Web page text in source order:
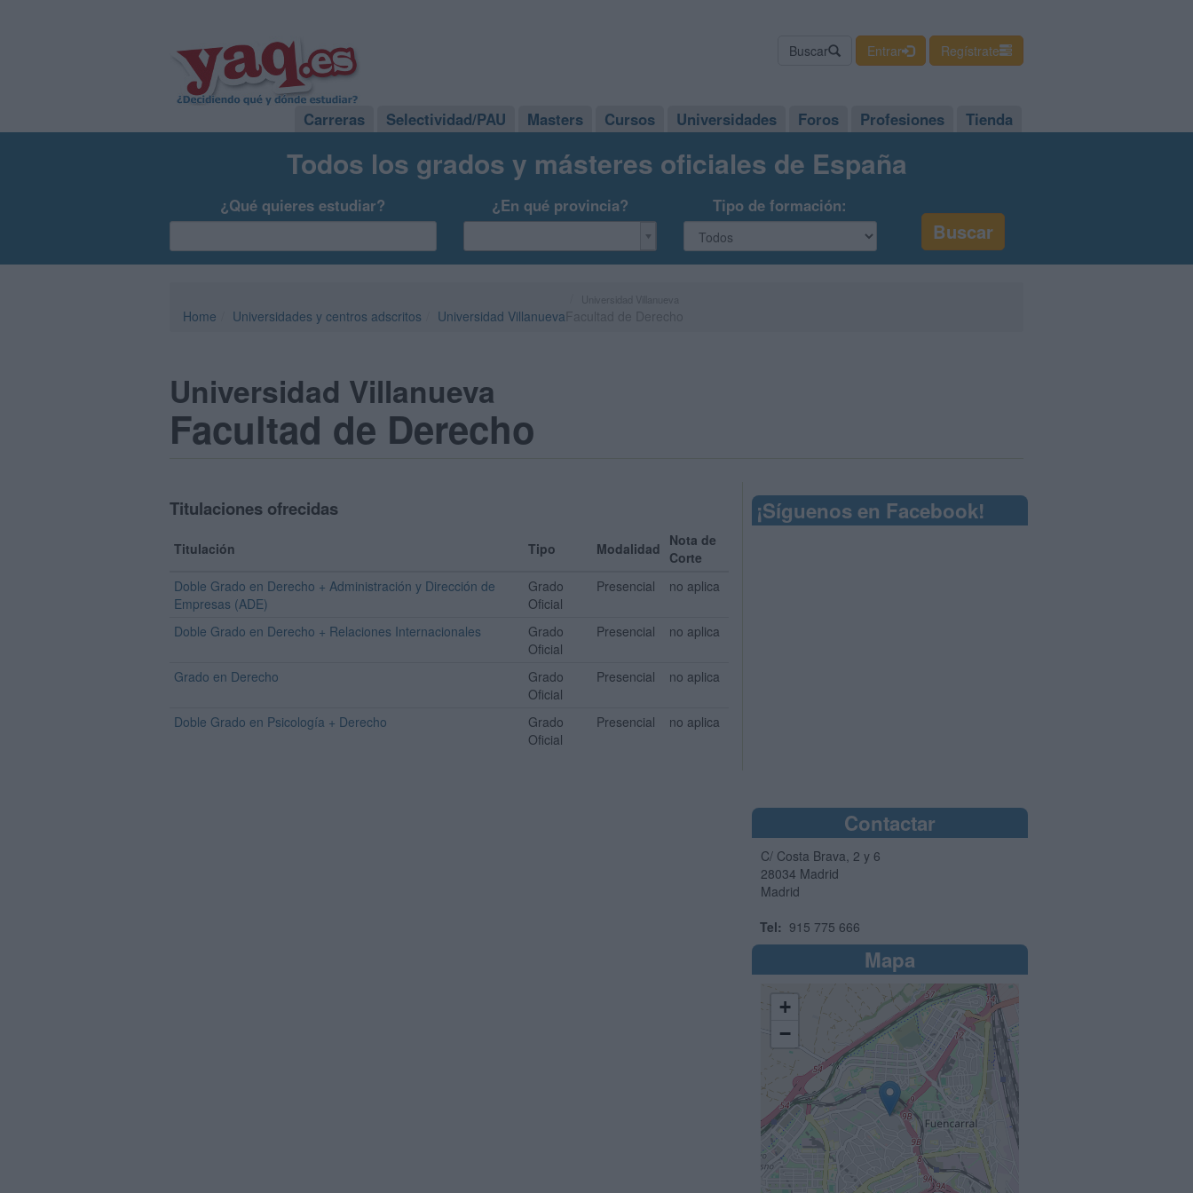
Buscar Entrar Regístrate
Carreras Selectividad/PAU Masters Cursos Universidades Foros Profesiones Tienda
Todos los grados y másteres oficiales de España
¿Qué quieres estudiar? ¿En qué provincia? Tipo de formación:
Home Universidades y centros adscritos Universidad Villanueva
Universidad Villanueva
Facultad de Derecho
Titulaciones ofrecidas
Titulación Tipo Modalidad Nota de
Corte
Doble Grado en Derecho + Administración y Dirección de
Empresas (ADE)
Grado
Oficial
Presencial no aplica
Doble Grado en Derecho + Relaciones Internacionales
Grado
Oficial
Presencial no aplica
Grado en Derecho
Grado
Oficial
Presencial no aplica
Doble Grado en Psicología + Derecho
Grado
Oficial
Presencial no aplica
¡Síguenos en Facebook!
Contactar
C/ Costa Brava, 2 y 6
28034 Madrid
Madrid
Tel: 915 775 666
Mapa
+
−